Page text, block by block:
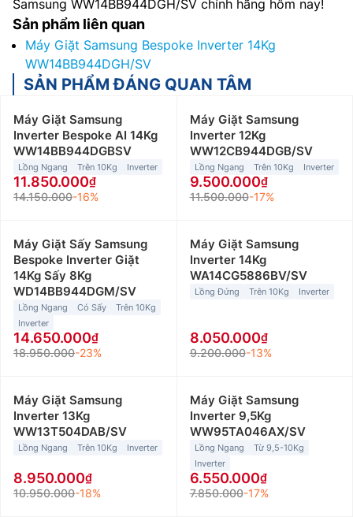
Samsung WW14BB944DGH/SV chính hãng hôm nay!
Sản phẩm liên quan
Máy Giặt Samsung Bespoke Inverter 14Kg
WW14BB944DGH/SV
SẢN PHẨM ĐÁNG QUAN TÂM
Máy Giặt Samsung
Inverter Bespoke AI 14Kg
WW14BB944DGBSV
Lồng Ngang Trên 10Kg Inverter
11.850.000
14.150.000-16%
Máy Giặt Samsung
Inverter 12Kg
WW12CB944DGB/SV
Lồng Ngang Trên 10Kg Inverter
9.500.000
11.500.000-17%
Máy Giặt Sấy Samsung
Bespoke Inverter Giặt
14Kg Sấy 8Kg
WD14BB944DGM/SV
Lồng Ngang Có Sấy
Trên 10Kg
Inverter
14.650.000
18.950.000-23%
Máy Giặt Samsung
Inverter 14Kg
WA14CG5886BV/SV
Lồng Đứng Trên 10Kg Inverter
8.050.000
9.200.000-13%
Máy Giặt Samsung
Inverter 13Kg
WW13T504DAB/SV
Lồng Ngang Trên 10Kg Inverter
8.950.000
10.950.000-18%
Máy Giặt Samsung
Inverter 9,5Kg
WW95TA046AX/SV
Lồng Ngang
Từ 9,5-10Kg
Inverter
6.550.000
7.850.000-17%